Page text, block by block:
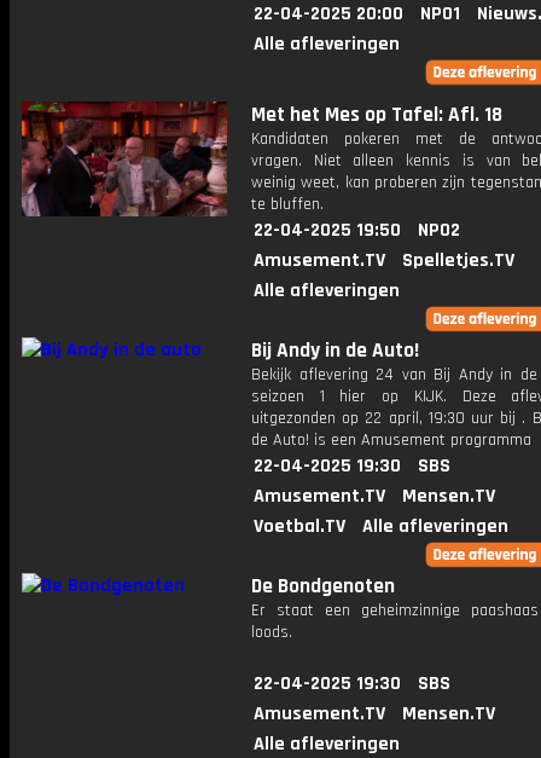
22-04-2025 20:00 NPO1
Alle afleveringen
Met het Mes op Tafel: Afl. 18
Kandidaten pokeren met de
vragen. Niet alleen kennis is van
weinig weet, kan proberen zijn
te bluffen.
22-04-2025 19:50
NPO2
Amusement.TV
Spelletjes.TV
Alle afleveringen
Bij Andy in de Auto!
Bekijk aflevering 24 van Bij Andy in
seizoen 1 hier op KIJK. Deze
uitgezonden op 22 april, 19:30 uur bij .
de Auto! is een Amusement programma
22-04-2025 19:30
SBS
Amusement.TV
Mensen.TV
Voetbal.TV
Alle afleveringen
De Bondgenoten
Er staat een geheimzinnige
loods.
22-04-2025 19:30
SBS
Amusement.TV
Mensen.TV
Alle afleveringen